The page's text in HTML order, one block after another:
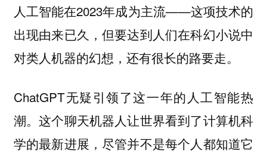
人工智能在2023年成为主流——这项技术的
出现由来已久，但要达到人们在科幻小说中
对类人机器的幻想，还有很长的路要走。
ChatGPT无疑引领了这一年的人工智能热
潮。这个聊天机器人让世界看到了计算机科
学的最新进展，尽管并不是每个人都知道它